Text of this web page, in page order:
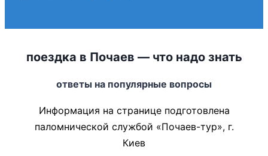
поездка в Почаев — что надо знать
ответы на популярные вопросы
Информация на странице подготовлена
паломнической службой «Почаев-тур», г.
Киев